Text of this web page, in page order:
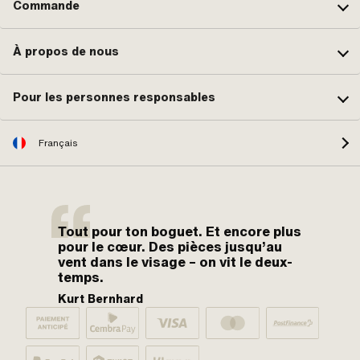
Commande
À propos de nous
Pour les personnes responsables
Français
Tout pour ton boguet. Et encore plus
pour le cœur. Des pièces jusqu’au
vent dans le visage – on vit le deux-
temps.
Kurt Bernhard